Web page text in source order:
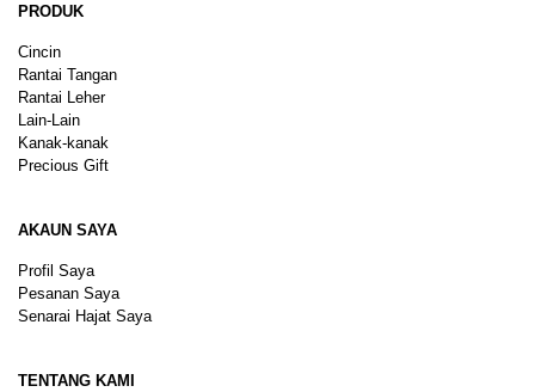
PRODUK
Cincin
Rantai Tangan
Rantai Leher
Lain-Lain
Kanak-kanak
Precious Gift
AKAUN SAYA
Profil Saya
Pesanan Saya
Senarai Hajat Saya
TENTANG KAMI